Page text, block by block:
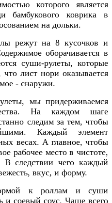
которого является
бамбукового коврика в
на дольки.
режут на 8 кусочков и
оборачивается в
суши-рулеты, которые
лист нори оказывается
- снаружи.
мы придерживаемся
На каждом шаге
следим за тем, чтобы
Каждый элемент
весах. А главное, чтобы
рабочее место в чистоте,
В следствии чего каждый
вкус, и форму.
к роллам и суши
и соевый соус. Чаще всего